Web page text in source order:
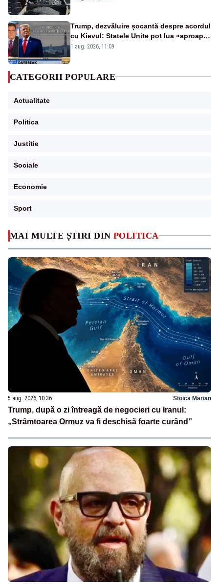
MAI MULTE ȘTIRI DIN POLITICA
5 aug. 2026, 10:36 Stoica Marian
Trump, după o zi întreagă de negocieri cu Iranul:
„Strâmtoarea Ormuz va fi deschisă foarte curând”
Trump, dezvăluire șocantă despre acordul
cu Kievul: Statele Unite pot lua «aproape
tot ce vor» din minele Ucrainei”
1 aug. 2026, 11:09
CATEGORII POPULARE
Actualitate
Politica
Justitie
Sociale
Economie
Sport